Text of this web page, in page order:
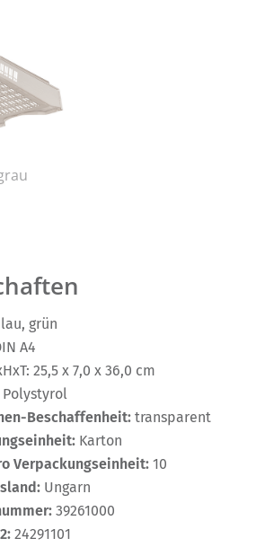
grün
A4
25,5 x 7,0 x 36,0 cm
Polystyrol
Beschaffenheit: transparent
Karton
Verpackungseinheit: 10
Ungarn
39261000
24291101